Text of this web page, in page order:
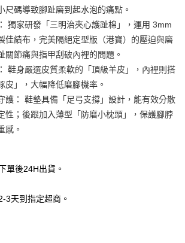
明】
提供，台灣大哥大用戶可立即使用無須另外申請。
，選擇欲分期的期數、繳款截止日，確認付款後即完
期數及費用金額請依後續交易確認頁面所載為準。
如未前往確認交易或遇審核未通過，訂單將自動取
未通過狀況，表示未達大哥付你分期系統評分，恕無
單，「大哥付你分期」於每月結算日後寄送繳費提
後，可選擇「超商條碼／台灣大直營門市／銀行轉
」等通路繳費。
付」】
收到商品之後才付款」的支付方式。 讓您購物簡單
員、不需綁卡、不需儲值。
／服務後，再付款。
帳流程】
先享後付」後，將跳轉至「AFTEE先享後付」
並確認金額後，即可完成結帳。
將收到繳費通知簡訊。
14天內，點擊此簡訊中的連結，可透過四大超商／
含以上)免運費
尺碼導致腳趾磨到起水泡的痛點。
獨家研發「三明治夾心護趾棉」，運用 3mm
佳績布，完美隔絕定型版（港寶）的壓迫與磨
關節痛與指甲刮破內裡的問題。
鞋身嚴選皮質柔軟的「頂級羊皮」，內裡則搭
皮」，大幅降低磨腳機率。
護： 鞋墊具備「足弓支撐」設計，能有效分散
性；後跟加入薄型「防磨小枕頭」，保護腳脖
感。
單後24H出貨。
3天到指定超商。